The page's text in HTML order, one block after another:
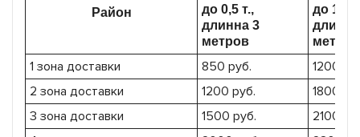
Район
до 0,5 т.,
длинна 3
метров
до 1,5
метров
1 зона доставки 850 руб.
1200
2 зона доставки
1200 руб.
1800
3 зона доставки
1500 руб.
2100